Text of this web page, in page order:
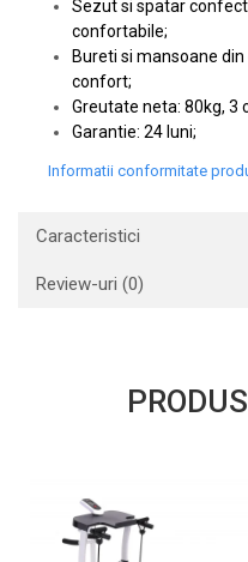
Sezut si spatar
confortabile;
Bureti si mansoane
confort;
Greutate neta: 80kg, 3
Garantie: 24 luni;
Informatii conformitate
Caracteristici
Review-uri (0)